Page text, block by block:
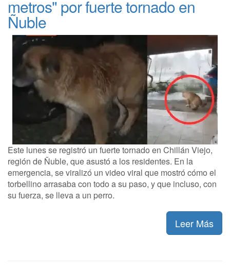
metros" por fuerte tornado en
Ñuble
Este lunes se registró un fuerte tornado en Chillán Viejo,
región de Ñuble, que asustó a los residentes. En la
emergencia, se viralizó un video viral que mostró cómo el
torbellino arrasaba con todo a su paso, y que incluso, con
su fuerza, se lleva a un perro.
Leer Más